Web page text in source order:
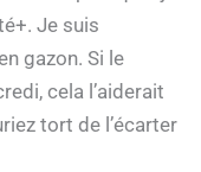
Je suis
gazon. Si le
cela l’aiderait
tort de l’écarter